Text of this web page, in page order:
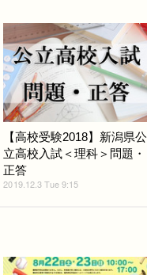
【高校受験2018】新潟県公
立高校入試＜理科＞問題・
正答
2019.12.3 Tue 9:15